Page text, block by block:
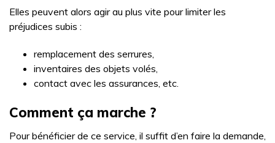
Elles peuvent alors agir au plus vite pour limiter les
préjudices subis :
remplacement des serrures,
inventaires des objets volés,
contact avec les assurances, etc.
Comment ça marche ?
Pour bénéficier de ce service, il suffit d’en faire la demande,